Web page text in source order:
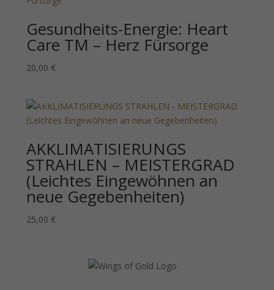
Gesundheits-Energie: Heart
Care TM – Herz Fürsorge
20,00 €
AKKLIMATISIERUNGS
STRAHLEN – MEISTERGRAD
(Leichtes Eingewöhnen an
neue Gegebenheiten)
25,00 €